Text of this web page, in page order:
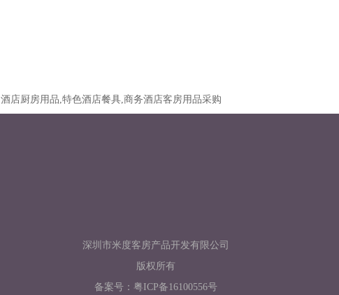
店厨房用品,特色酒店餐具,商务酒店客房用品采购
深圳市米度客房产品开发有限公司
版权所有
备案号： 粤ICP备16100556号